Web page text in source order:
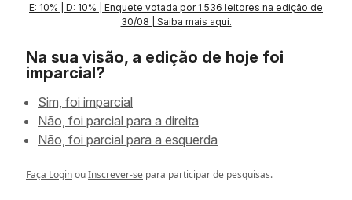
E: 10% | D: 10% | Enquete votada por 1.536 leitores na edição de
30/08 | Saiba mais aqui.
Na sua visão, a edição de hoje foi
imparcial?
Sim, foi imparcial
Não, foi parcial para a direita
Não, foi parcial para a esquerda
Faça LoginouInscrever-se para participar de pesquisas.